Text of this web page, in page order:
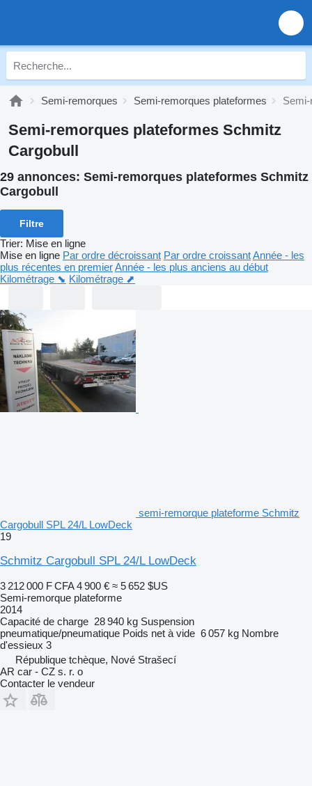
Semi-remorques Semi-remorques plateformes
Semi-remorques plateformes Schmitz
Cargobull
29 annonces: Semi-remorques plateformes Schmitz
Cargobull
Filtre
Trier: Mise en ligne
Mise en ligne Par ordre décroissant Par ordre croissantAnnée - les
plus récentes en premierAnnée - les plus anciens au début
Kilométrage ⬊ Kilométrage ⬈
semi-remorque plateforme Schmitz
Cargobull SPL 24/L LowDeck
19
Schmitz Cargobull SPL 24/L LowDeck
3 212 000 F CFA 4 900 € ≈ 5 652 $US
Semi-remorque plateforme
2014
Capacité de charge 28 940 kg Suspension
pneumatique/pneumatique Poids net à vide 6 057 kg Nombre
d'essieux 3
République tchèque, Nové Strašecí
AR car - CZ s. r. o
Contacter le vendeur